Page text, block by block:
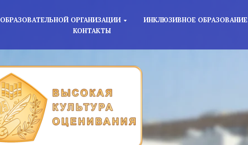
ОРГАНИЗАЦИИ ИНКЛЮЗИВНОЕ ОБРАЗОВАНИЕ
КОНТАКТЫ